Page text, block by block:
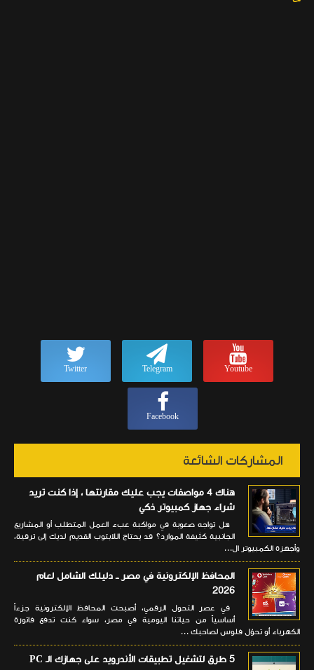
Youtube
Telegram
Twitter
Facebook
المشاركات الشائعة
هناك 4 مواصفات يجب عليك مقارنتها ، إذا كنت تريد
شراء جهاز كمبيوتر ذكي
هل تواجه صعوبة في مواكبة عبء العمل المتطلب أو المشاريع
الجانبية كثيفة الموارد؟ قد يحتاج اللابتوب القديم لديك إلى ترقية،
وأجهزة الكمبيوتر ال...
المحافظ الإلكترونية في مصر ــ دليلك الشامل لعام
2026
في عصر التحول الرقمي، أصبحت المحافظ الإلكترونية جزءاً
أساسياً من حياتنا اليومية في مصر، سواء كنت تدفع فاتورة
الكهرباء أو تحوّل فلوس لصاحبك ...
5 طرق لتشغيل تطبيقات الأندرويد على جهازك الـ PC